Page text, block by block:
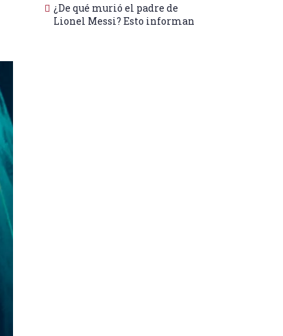
¿De qué murió el padre de
Lionel Messi? Esto informan